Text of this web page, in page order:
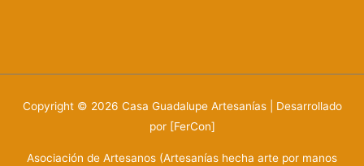
Copyright © 2026 Casa Guadalupe Artesanías| Desarrollado
por [FerCon]
Asociación de Artesanos (Artesanías hecha arte por manos